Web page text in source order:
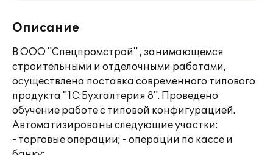
Описание
В ООО "Спецпромстрой" , занимающемся
строительными и отделочными работами,
осуществлена поставка современного типового
продукта "1С:Бухгалтерия 8". Проведено
обучение работе с типовой конфигурацией.
Автоматизированы следующие участки:
- торговые операции; - операции по кассе и